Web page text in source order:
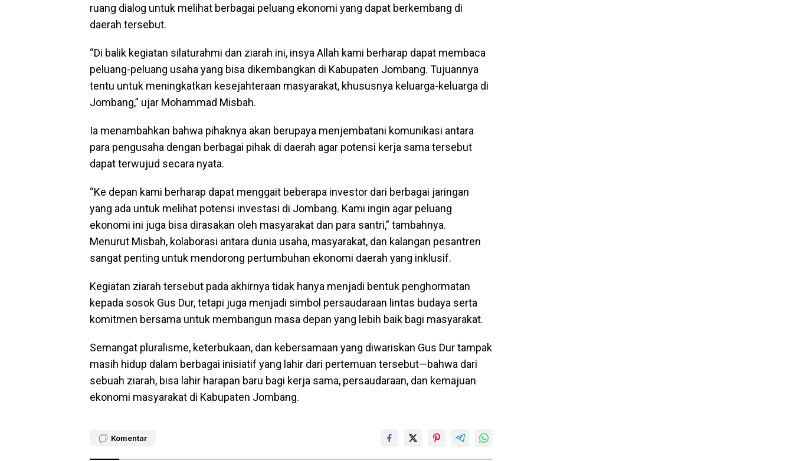
ruang dialog untuk melihat berbagai peluang ekonomi yang dapat berkembang di
daerah tersebut.
“Di balik kegiatan silaturahmi dan ziarah ini, insya Allah kami berharap dapat membaca
peluang-peluang usaha yang bisa dikembangkan di Kabupaten Jombang. Tujuannya
tentu untuk meningkatkan kesejahteraan masyarakat, khususnya keluarga-keluarga di
Jombang,” ujar Mohammad Misbah.
Ia menambahkan bahwa pihaknya akan berupaya menjembatani komunikasi antara
para pengusaha dengan berbagai pihak di daerah agar potensi kerja sama tersebut
dapat terwujud secara nyata.
“Ke depan kami berharap dapat menggait beberapa investor dari berbagai jaringan
yang ada untuk melihat potensi investasi di Jombang. Kami ingin agar peluang
ekonomi ini juga bisa dirasakan oleh masyarakat dan para santri,” tambahnya.
Menurut Misbah, kolaborasi antara dunia usaha, masyarakat, dan kalangan pesantren
sangat penting untuk mendorong pertumbuhan ekonomi daerah yang inklusif.
Kegiatan ziarah tersebut pada akhirnya tidak hanya menjadi bentuk penghormatan
kepada sosok Gus Dur, tetapi juga menjadi simbol persaudaraan lintas budaya serta
komitmen bersama untuk membangun masa depan yang lebih baik bagi masyarakat.
Semangat pluralisme, keterbukaan, dan kebersamaan yang diwariskan Gus Dur tampak
masih hidup dalam berbagai inisiatif yang lahir dari pertemuan tersebut—bahwa dari
sebuah ziarah, bisa lahir harapan baru bagi kerja sama, persaudaraan, dan kemajuan
ekonomi masyarakat di Kabupaten Jombang.
Komentar